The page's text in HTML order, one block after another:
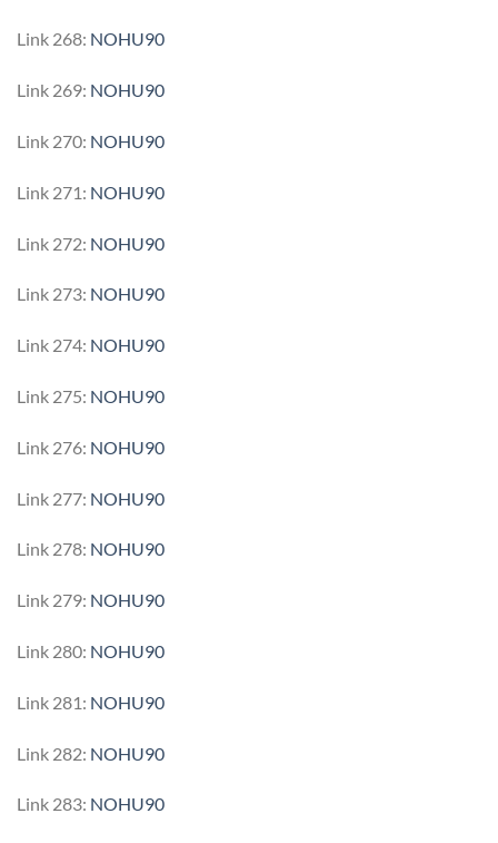
Link 268: NOHU90
Link 269: NOHU90
Link 270: NOHU90
Link 271: NOHU90
Link 272: NOHU90
Link 273: NOHU90
Link 274: NOHU90
Link 275: NOHU90
Link 276: NOHU90
Link 277: NOHU90
Link 278: NOHU90
Link 279: NOHU90
Link 280: NOHU90
Link 281: NOHU90
Link 282: NOHU90
Link 283: NOHU90